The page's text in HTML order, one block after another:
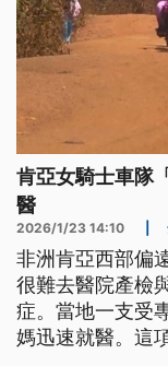
肯亞女騎士車隊
醫
2026/1/23 14:10
非洲肯亞西部偏
很難去醫院產檢
症。當地一支受
媽迅速就醫。這